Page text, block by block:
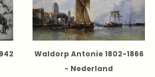
Waldorp Antonie 1802-1866
- Nederland